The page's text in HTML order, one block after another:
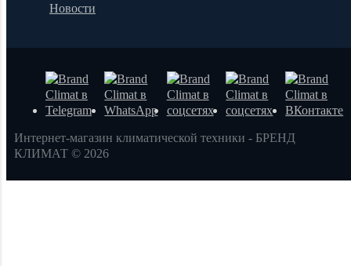
Новости
Интернет-магазин климатической техники - БРЕНД
КЛИМАТ © 2026